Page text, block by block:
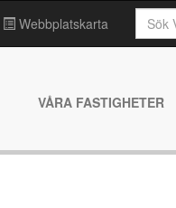
Sök
efter:
Webbplatskarta
VÅRA FASTIGHETER